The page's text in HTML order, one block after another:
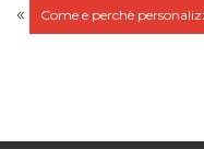
« Come e perchè